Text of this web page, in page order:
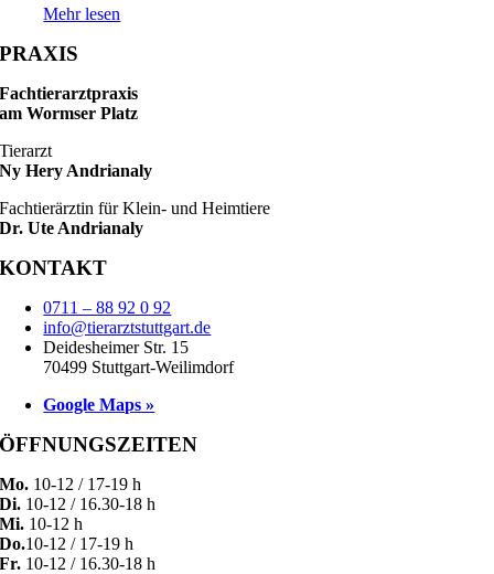
Mehr lesen
PRAXIS
Fachtierarztpraxis
am Wormser Platz
Tierarzt
Ny Hery Andrianaly
Fachtierärztin für Klein- und Heimtiere
Dr. Ute Andrianaly
KONTAKT
0711 – 88 92 0 92
info@tierarztstuttgart.de
Deidesheimer Str. 15
70499 Stuttgart-Weilimdorf
Google Maps »
ÖFFNUNGSZEITEN
Mo. 10-12 / 17-19 h
Di. 10-12 / 16.30-18 h
Mi. 10-12 h
Do.10-12 / 17-19 h
Fr. 10-12 / 16.30-18 h